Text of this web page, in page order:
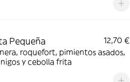
Pequeña
12,70 €
roquefort, pimientos asados,
y cebolla frita